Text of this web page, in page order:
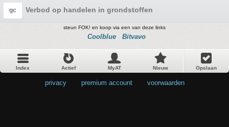
gc Verbod op handelen in grondstoffen
steun FOK! en koop via een van deze links
Coolblue Bitvavo
Index Actief MyAT Nieuw Opslaan
privacy premium account voorwaarden